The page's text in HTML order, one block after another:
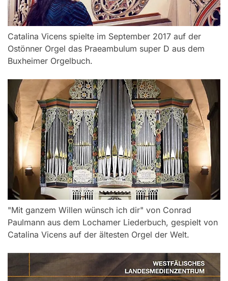
Catalina Vicens spielte im September 2017 auf der
Ostönner Orgel das Praeambulum super D aus dem
Buxheimer Orgelbuch.
"Mit ganzem Willen wünsch ich dir" von Conrad
Paulmann aus dem Lochamer Liederbuch, gespielt von
Catalina Vicens auf der ältesten Orgel der Welt.